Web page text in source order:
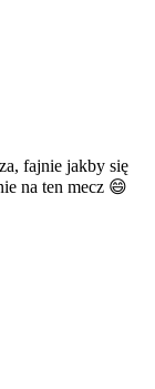
fajnie jakby się
na ten mecz 😄